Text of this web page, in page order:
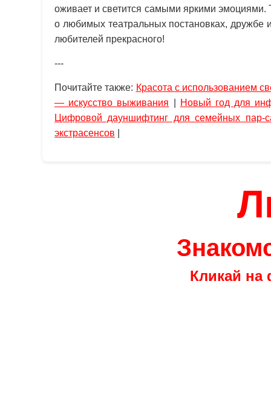
оживает и светится самыми яркими эмоциями.
о любимых театральных постановках, дружбе
любителей прекрасного!
---
Почитайте также: Красота с использованием
— искусство выживания
Новый год для
Цифровой дауншифтинг для семейных пар-
экстрасенсов
Кликай на